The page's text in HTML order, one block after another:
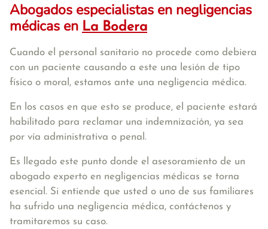
Abogados especialistas en negligencias
médicas en La Bodera
Cuando el personal sanitario no procede como debiera
con un paciente causando a este una lesión de tipo
físico o moral, estamos ante una negligencia médica.
En los casos en que esto se produce, el paciente estará
habilitado para reclamar una indemnización, ya sea
por vía administrativa o penal.
Es llegado este punto donde el asesoramiento de un
abogado experto en negligencias médicas se torna
esencial. Si entiende que usted o uno de sus familiares
ha sufrido una negligencia médica, contáctenos y
tramitaremos su caso.